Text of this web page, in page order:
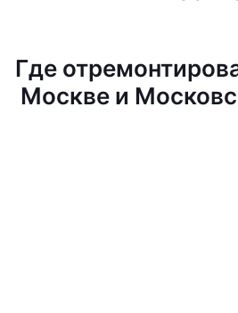
Где
Москве и